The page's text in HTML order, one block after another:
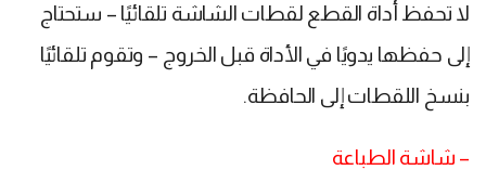
لا تحفظ أداة القطع لقطات الشاشة تلقائيًا – ستحتاج
إلى حفظها يدويًا في الأداة قبل الخروج – وتقوم تلقائيًا
بنسخ اللقطات إلى الحافظة.
– شاشة الطباعة